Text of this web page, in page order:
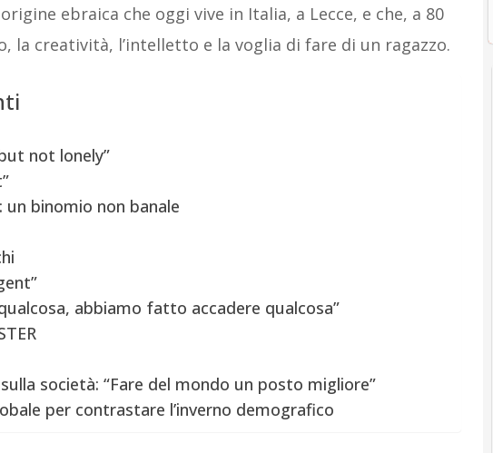
ebraica che oggi vive in Italia, a Lecce, e che, a 80
la creatività, l’intelletto e la voglia di fare di un ragazzo.
not lonely”
binomio non banale
abbiamo fatto accadere qualcosa”
società: “Fare del mondo un posto migliore”
per contrastare l’inverno demografico